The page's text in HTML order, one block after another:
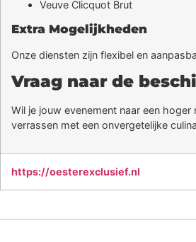
Veuve Clicquot Brut
Extra Mogelijkheden
Onze diensten zijn flexibel en
Vraag naar de
Wil je jouw evenement naar een
verrassen met een onvergetelijke
https://oesterexclusief.nl